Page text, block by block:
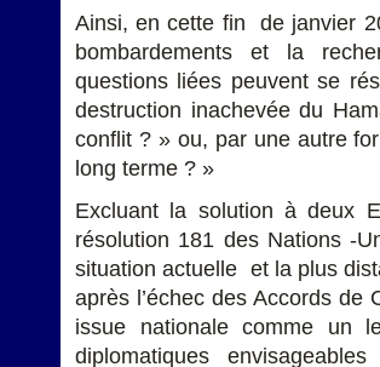
Ainsi, en cette fin de janvier
bombardements et la
questions liées peuvent se
destruction inachevée du
conflit ? » ou, par une autre
long terme ? »
Excluant la solution à deux
résolution 181 des Nations -
situation actuelle et la plus
après l’échec des Accords
issue nationale comme un
diplomatiques